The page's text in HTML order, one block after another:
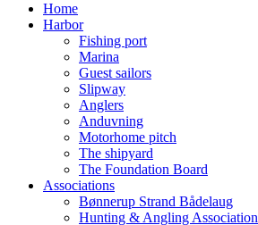
Home
Harbor
Fishing port
Marina
Guest sailors
Slipway
Anglers
Anduvning
Motorhome pitch
The shipyard
The Foundation Board
Associations
Bønnerup Strand Bådelaug
Hunting & Angling Association